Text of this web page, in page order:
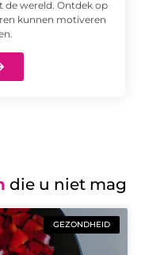
de wereld. Ontdek op
kunnen motiveren
die u niet mag
GEZONDHEID